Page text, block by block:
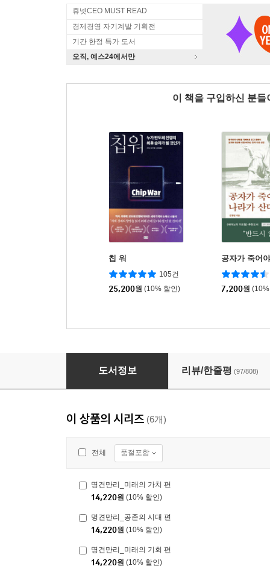
휴넷CEO MUST READ
경제경영 자기계발 기획전
기간 한정 특가 도서
오직, 예스24에서만
이 책을 구입하신 분
칩 워
105건
25,200원 (10% 할인)
공자가 죽어
7,200원
명견만리_인류의 미래 편
도서정보 리뷰/한줄평 (97/808)
이 상품의 시리즈 (6개)
전체 품절포함
명견만리_미래의 가치 편
14,220원 (10% 할인)
명견만리_공존의 시대 편
14,220원 (10% 할인)
명견만리_미래의 기회 편
14,220원 (10% 할인)